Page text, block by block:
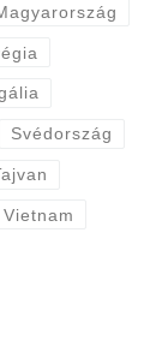
Svédország
Vietnam